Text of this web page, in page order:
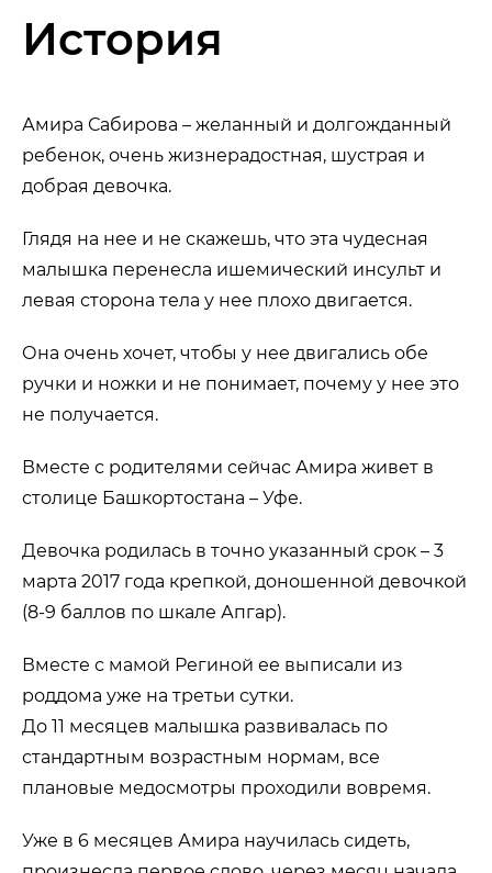
История
Амира Сабирова – желанный и долгожданный
ребенок, очень жизнерадостная, шустрая и
добрая девочка.
Глядя на нее и не скажешь, что эта чудесная
малышка перенесла ишемический инсульт и
левая сторона тела у нее плохо двигается.
Она очень хочет, чтобы у нее двигались обе
ручки и ножки и не понимает, почему у нее это
не получается.
Вместе с родителями сейчас Амира живет в
столице Башкортостана – Уфе.
Девочка родилась в точно указанный срок – 3
марта 2017 года крепкой, доношенной девочкой
(8-9 баллов по шкале Апгар).
Вместе с мамой Региной ее выписали из
роддома уже на третьи сутки.
До 11 месяцев малышка развивалась по
стандартным возрастным нормам, все
плановые медосмотры проходили вовремя.
Уже в 6 месяцев Амира научилась сидеть,